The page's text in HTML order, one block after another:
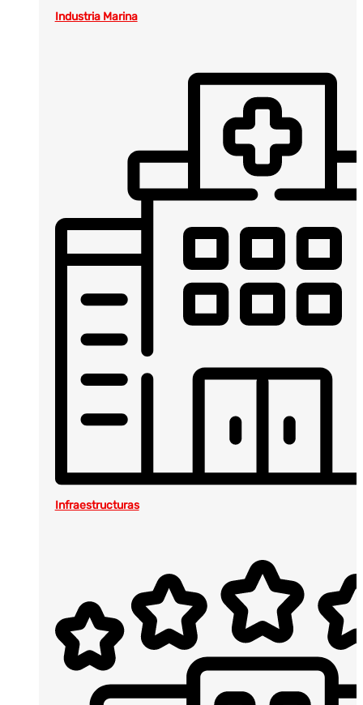
Industria Marina
Infraestructuras